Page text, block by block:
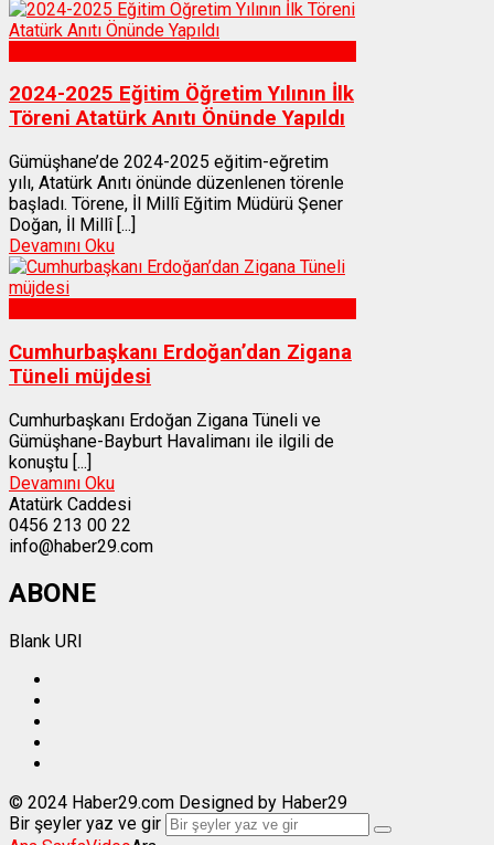
2024-2025 Eğitim Öğretim Yılının İlk
Töreni Atatürk Anıtı Önünde Yapıldı
Gümüşhane’de 2024-2025 eğitim-eğretim
yılı, Atatürk Anıtı önünde düzenlenen törenle
başladı. Törene, İl Millî Eğitim Müdürü Şener
Doğan, İl Millî [...]
Devamını Oku
Cumhurbaşkanı Erdoğan’dan Zigana
Tüneli müjdesi
Cumhurbaşkanı Erdoğan Zigana Tüneli ve
Gümüşhane-Bayburt Havalimanı ile ilgili de
konuştu [...]
Devamını Oku
Atatürk Caddesi
0456 213 00 22
info@haber29.com
ABONE
Blank URI
© 2024 Haber29.com Designed by Haber29
Bir şeyler yaz ve gir